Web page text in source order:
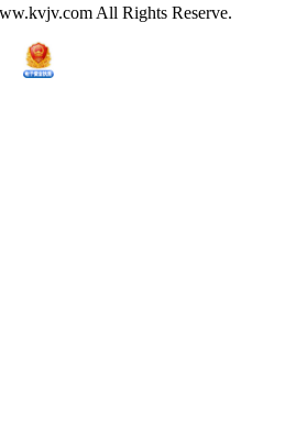
All Rights Reserve.